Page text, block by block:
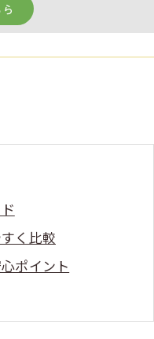
く比較
ポイント
解しよう
有無と注意点